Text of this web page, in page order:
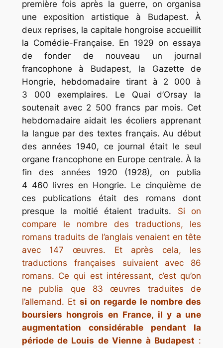
première fois après la guerre, on organisa
une exposition artistique à Budapest. À
deux reprises, la capitale hongroise accueillit
la Comédie-Française. En 1929 on essaya
de fonder de nouveau un journal
francophone à Budapest, la Gazette de
Hongrie, hebdomadaire tirant à 2 000 à
3 000 exemplaires. Le Quai d’Orsay la
soutenait avec 2 500 francs par mois. Cet
hebdomadaire aidait les écoliers apprenant
la langue par des textes français. Au début
des années 1940, ce journal était le seul
organe francophone en Europe centrale. À la
fin des années 1920 (1928), on publia
4 460 livres en Hongrie. Le cinquième de
ces publications était des romans dont
presque la moitié étaient traduits. Si on
compare le nombre des traductions, les
romans traduits de l’anglais venaient en tête
avec 147 œuvres. Et après cela, les
traductions françaises suivaient avec 86
romans. Ce qui est intéressant, c’est qu’on
ne publia que 83 œuvres traduites de
l’allemand. Et si on regarde le nombre des
boursiers hongrois en France, il y a une
augmentation considérable pendant la
période de Louis de Vienne à Budapest :